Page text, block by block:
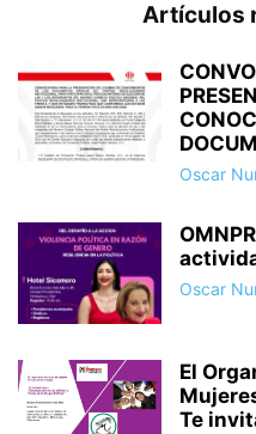
Artículos
Oscar
Oscar
El
Te